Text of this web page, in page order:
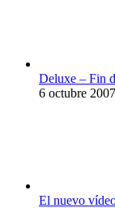
Deluxe – Fin
6 octubre 2007
El nuevo